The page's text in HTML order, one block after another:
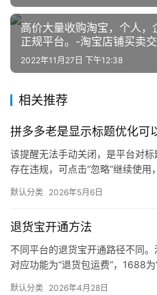
跨
境
电
媒
体
社
登录
高价大量收购淘宝，个人，
正规平台。-淘宝店铺买卖
2022年11月27日 下午12:38
相关推荐
拼多多老是显示标题优化可
该提醒无法手动关闭，是平台对
存在违规，可点击“忽略”继续使
默认分类 2026年5月6日
退货宝开通方法
不同平台的退货宝开通路径不同
对应功能为“退货包运费”，1688
默认分类 2026年4月28日